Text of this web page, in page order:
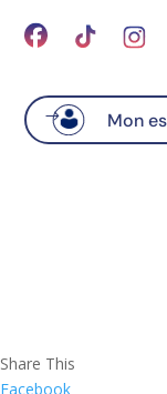
Mon
Share This
Facebook